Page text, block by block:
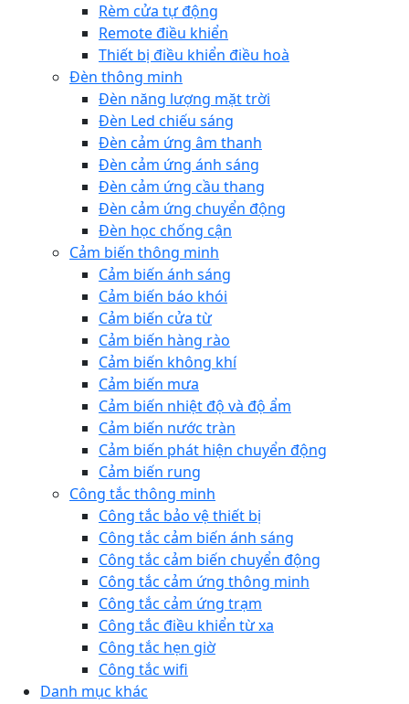
Rèm cửa tự động
Remote điều khiển
Thiết bị điều khiển điều hoà
Đèn thông minh
Đèn năng lượng mặt trời
Đèn Led chiếu sáng
Đèn cảm ứng âm thanh
Đèn cảm ứng ánh sáng
Đèn cảm ứng cầu thang
Đèn cảm ứng chuyển động
Đèn học chống cận
Cảm biến thông minh
Cảm biến ánh sáng
Cảm biến báo khói
Cảm biến cửa từ
Cảm biến hàng rào
Cảm biến không khí
Cảm biến mưa
Cảm biến nhiệt độ và độ ẩm
Cảm biến nước tràn
Cảm biến phát hiện chuyển động
Cảm biến rung
Công tắc thông minh
Công tắc bảo vệ thiết bị
Công tắc cảm biến ánh sáng
Công tắc cảm biến chuyển động
Công tắc cảm ứng thông minh
Công tắc cảm ứng trạm
Công tắc điều khiển từ xa
Công tắc hẹn giờ
Công tắc wifi
Danh mục khác